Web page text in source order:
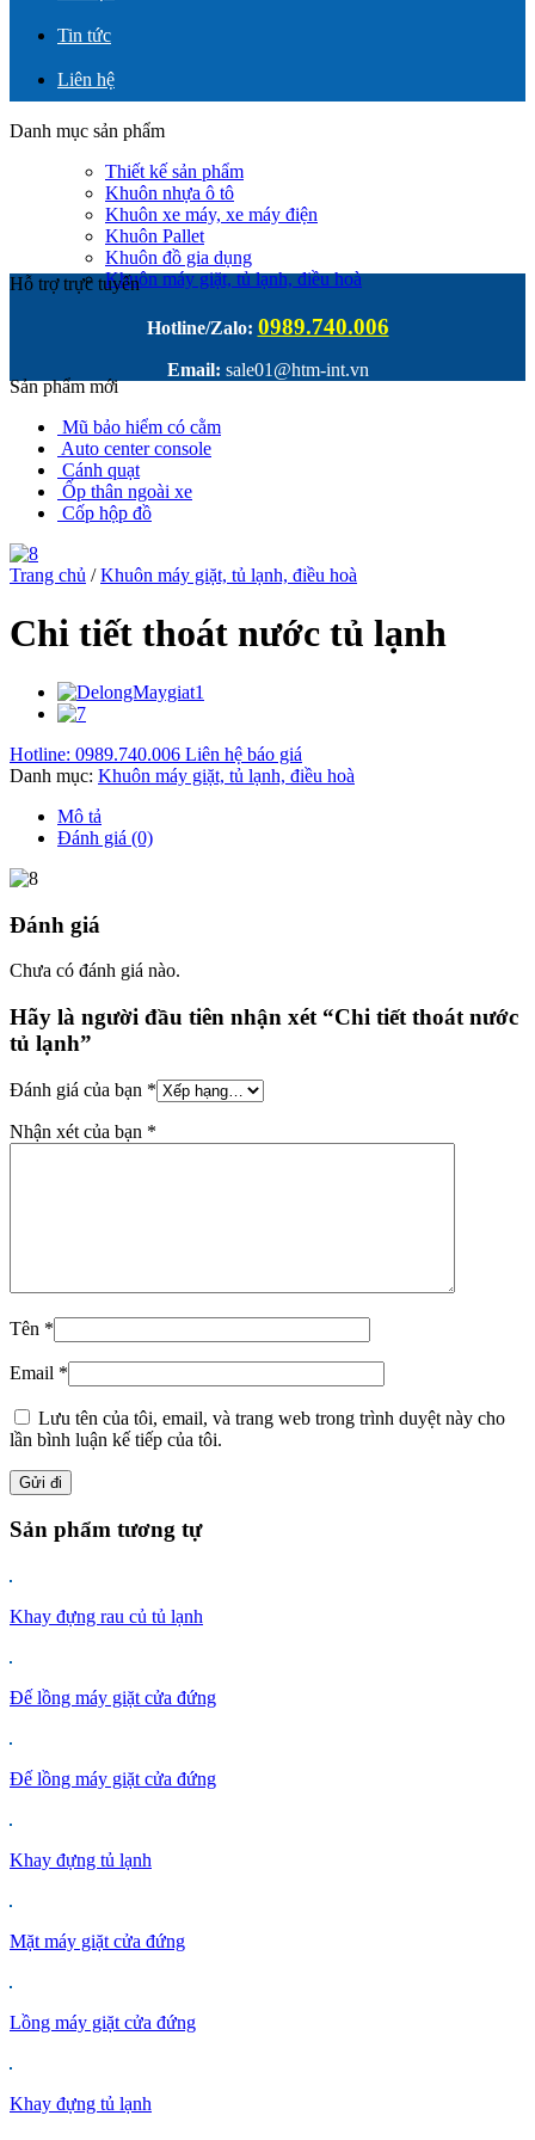
Tin tức
Liên hệ
Danh mục sản phẩm
Thiết kế sản phẩm
Khuôn nhựa ô tô
Khuôn xe máy, xe máy điện
Khuôn Pallet
Khuôn đồ gia dụng
Khuôn máy giặt, tủ lạnh, điều hoà
Hỗ trợ trực tuyến
Hotline/Zalo: 0989.740.006
Email: sale01@htm-int.vn
Sản phẩm mới
Mũ bảo hiểm có cằm
Auto center console
Cánh quạt
Ốp thân ngoài xe
Cốp hộp đồ
Trang chủ / Khuôn máy giặt, tủ lạnh, điều hoà
Chi tiết thoát nước tủ lạnh
Hotline: 0989.740.006 Liên hệ báo giá
Danh mục: Khuôn máy giặt, tủ lạnh, điều hoà
Mô tả
Đánh giá (0)
Đánh giá
Chưa có đánh giá nào.
Hãy là người đầu tiên nhận xét “Chi tiết thoát nước
tủ lạnh”
Đánh giá của bạn *
Nhận xét của bạn *
Tên *
Email *
Lưu tên của tôi, email, và trang web trong trình duyệt này cho
lần bình luận kế tiếp của tôi.
Sản phẩm tương tự
Khay đựng rau củ tủ lạnh
Đế lồng máy giặt cửa đứng
Đế lồng máy giặt cửa đứng
Khay đựng tủ lạnh
Mặt máy giặt cửa đứng
Lồng máy giặt cửa đứng
Khay đựng tủ lạnh